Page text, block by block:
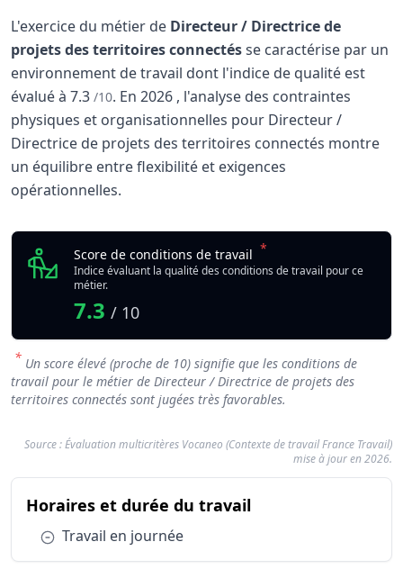
L'exercice du métier de Directeur / Directrice de
projets des territoires connectésse caractérise par un
environnement de travail dont l'indice de qualité est
évalué à 7.3 /10. En 2026 , l'analyse des contraintes
physiques et organisationnelles pour Directeur /
Directrice de projets des territoires connectés montre
un équilibre entre flexibilité et exigences
opérationnelles.
Analyse des conditions de travail : Directeur /
Qualité globale de l'environnement Directeur /
Score de conditions de travail *
Indice évaluant la qualité des conditions de travail pour ce
métier.
7.3 / 10
* Un score élevé (proche de 10) signifie que les conditions de
travail pour le métier de Directeur / Directrice de projets des
territoires connectés sont jugées très favorables.
Source : Évaluation multicritères Vocaneo (Contexte de travail France Travail)
mise à jour en 2026.
Résumé des conditions d'exercice : Directeur /
Catégorie
Horaires et durée du travail
Conditions de travail et risques professionnels
Horaires et durée du travaildu métier
Condition :
Travail en journée